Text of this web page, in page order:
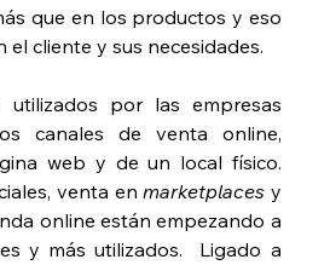
que en los productos y eso
el cliente y sus necesidades.
utilizados por las empresas
canales de venta online,
web y de un local físico.
venta en marketplaces y
online están empezando a
y más utilizados.  Ligado a